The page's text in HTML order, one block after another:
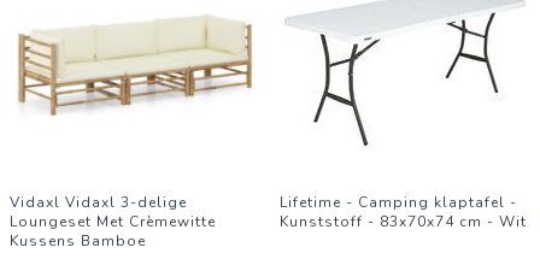
Vidaxl Vidaxl 3-delige
Loungeset Met Crèmewitte
Kussens Bamboe
Lifetime - Camping klaptafel -
Kunststoff - 83x70x74 cm - Wit